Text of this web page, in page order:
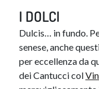
I DOLCI
Dulcis… in fundo.
senese, anche
per eccellenza da
dei Cantucci col